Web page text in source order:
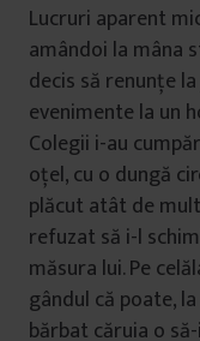
Lucruri aparent
amândoi la mâna
decis să renunțe
evenimente la un
Colegii i-au
oțel, cu o dungă
plăcut atât de
refuzat să i-l
măsura lui. Pe
gândul că poate,
bărbat căruia o